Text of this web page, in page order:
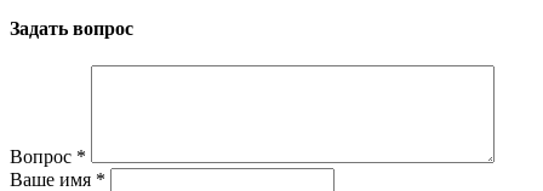
Задать вопрос
Вопрос *
Ваше имя *